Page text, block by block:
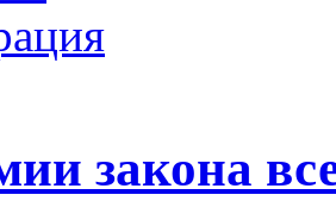
закона